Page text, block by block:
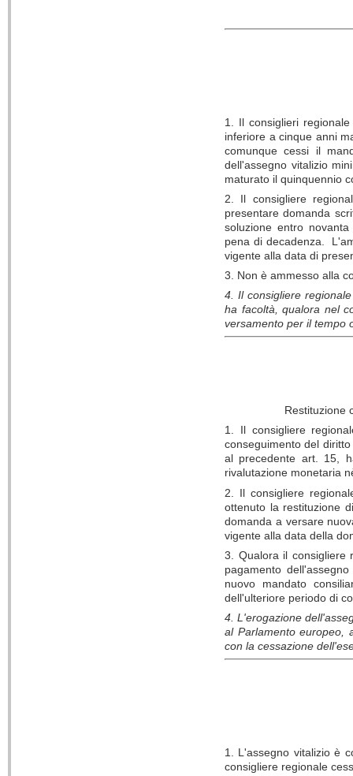
1. Il consiglieri
inferiore a cinque anni
comunque cessi il
dell'assegno vitalizio
maturato il quinquennio
2. Il consigliere
presentare domanda
soluzione entro
pena di decadenza.
vigente alla data di
3. Non è ammesso alla
4. Il consigliere
ha facoltà, qualora nel
versamento per il tempo
Restituzione
1. Il consigliere
conseguimento del
al precedente art. 15,
rivalutazione monetaria
2. Il consigliere
ottenuto la restituzione
domanda a versare
vigente alla data della
3. Qualora il consigliere
pagamento
nuovo mandato
dell'ulteriore periodo di
4. L'erogazione
al Parlamento europeo,
con la cessazione
1. L'assegno vitalizio è
consigliere regionale